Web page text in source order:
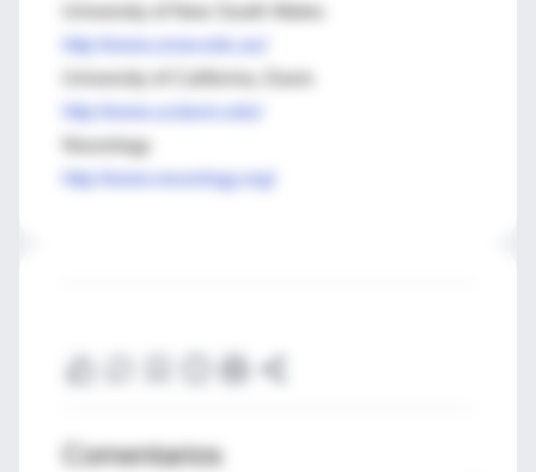
Neurology
http://www.neurology.org/
Comentarios